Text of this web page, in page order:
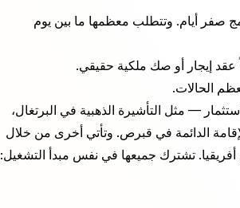
صفر أيام. وتتطلب معظمها ما بين يوم
عقد إيجار أو صك ملكية حقيقي.
الحالات.
— مثل التأشيرة الذهبية في البرتغال،
الدائمة في قبرص. وتأتي أخرى من خلال
أفريقيا. تشترك جميعها في نفس مبدأ التشغيل: